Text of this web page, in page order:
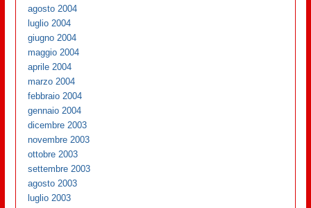
agosto 2004
luglio 2004
giugno 2004
maggio 2004
aprile 2004
marzo 2004
febbraio 2004
gennaio 2004
dicembre 2003
novembre 2003
ottobre 2003
settembre 2003
agosto 2003
luglio 2003